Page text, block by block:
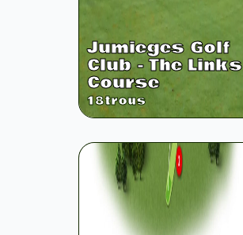
Jumieges Golf
Club - The Links
Course
18trous